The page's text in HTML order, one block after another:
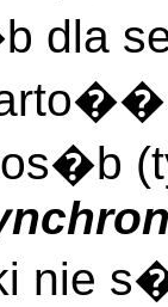
dla
nie